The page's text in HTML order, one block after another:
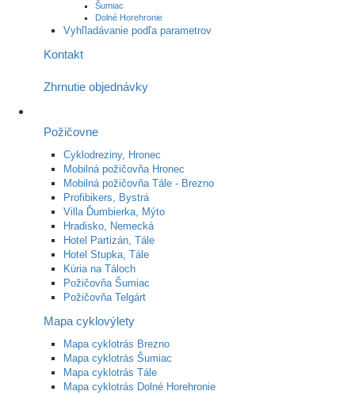
Šumiac
Dolné Horehronie
Vyhľladávanie podľa parametrov
Kontakt
Zhrnutie objednávky
Požičovne
Cyklodreziny, Hronec
Mobilná požičovňa Hronec
Mobilná požičovňa Tále - Brezno
Profibikers, Bystrá
Villa Ďumbierka, Mýto
Hradisko, Nemecká
Hotel Partizán, Tále
Hotel Stupka, Tále
Kúria na Táloch
Požičovňa Šumiac
Požičovňa Telgárt
Mapa cyklovýlety
Mapa cyklotrás Brezno
Mapa cyklotrás Šumiac
Mapa cyklotrás Tále
Mapa cyklotrás Dolné Horehronie